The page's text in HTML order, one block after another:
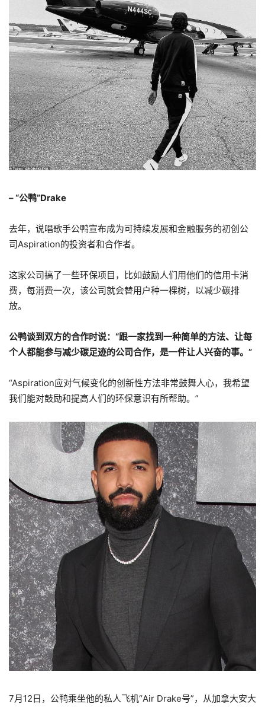
– “公鸭”Drake
去年，说唱歌手公鸭宣布成为可持续发展和金融服务的初创公
司Aspiration的投资者和合作者。
这家公司搞了一些环保项目，比如鼓励人们用他们的信用卡消
费，每消费一次，该公司就会替用户种一棵树，以减少碳排
放。
公鸭谈到双方的合作时说：“跟一家找到一种简单的方法、让每
个人都能参与减少碳足迹的公司合作，是一件让人兴奋的事。”
“Aspiration应对气候变化的创新性方法非常鼓舞人心，我希望
我们能对鼓励和提高人们的环保意识有所帮助。”
7月12日，公鸭乘坐他的私人飞机“Air Drake号”，从加拿大安大